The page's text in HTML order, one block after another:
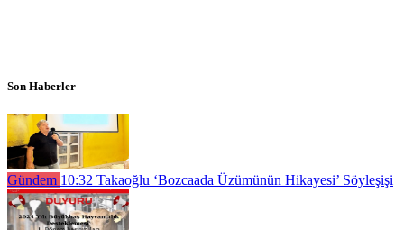
Son Haberler
Gündem 10:32 Takaoğlu ‘Bozcaada Üzümünün Hikayesi’ Söyleşişi